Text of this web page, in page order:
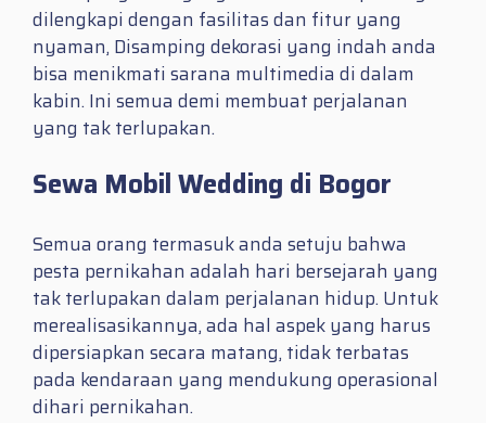
dilengkapi dengan fasilitas dan fitur yang
nyaman, Disamping dekorasi yang indah anda
bisa menikmati sarana multimedia di dalam
kabin. Ini semua demi membuat perjalanan
yang tak terlupakan.
Sewa Mobil Wedding di Bogor
Semua orang termasuk anda setuju bahwa
pesta pernikahan adalah hari bersejarah yang
tak terlupakan dalam perjalanan hidup. Untuk
merealisasikannya, ada hal aspek yang harus
dipersiapkan secara matang, tidak terbatas
pada kendaraan yang mendukung operasional
dihari pernikahan.